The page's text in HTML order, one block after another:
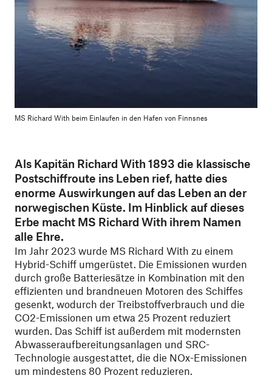
MS Richard With beim Einlaufen in den Hafen von Finnsnes
Als Kapitän Richard With 1893 die klassische
Postschiffroute ins Leben rief, hatte dies
enorme Auswirkungen auf das Leben an der
norwegischen Küste. Im Hinblick auf dieses
Erbe macht MS Richard With ihrem Namen
alle Ehre.
Im Jahr 2023 wurde MS Richard With zu einem
Hybrid-Schiff umgerüstet. Die Emissionen wurden
durch große Batteriesätze in Kombination mit den
effizienten und brandneuen Motoren des Schiffes
gesenkt, wodurch der Treibstoffverbrauch und die
CO2-Emissionen um etwa 25 Prozent reduziert
wurden. Das Schiff ist außerdem mit modernsten
Abwasseraufbereitungsanlagen und SRC-
Technologie ausgestattet, die die NOx-Emissionen
um mindestens 80 Prozent reduzieren.